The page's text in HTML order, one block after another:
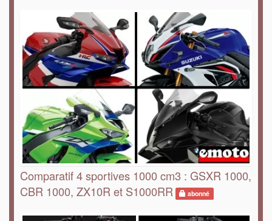
Comparatif 4 sportives 1000 cm3 : GSXR 1000,
CBR 1000, ZX10R et S1000RR
abonné